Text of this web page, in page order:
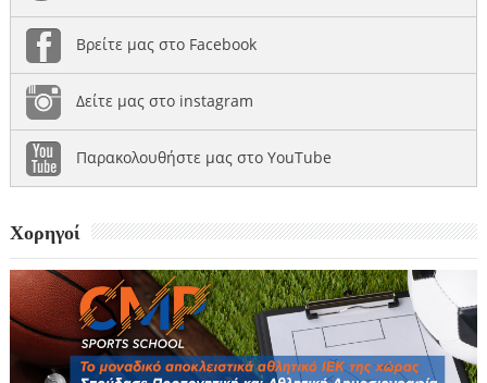
Βρείτε μας στο Facebook
Δείτε μας στο instagram
Παρακολουθήστε μας στο YouTube
Χορηγοί